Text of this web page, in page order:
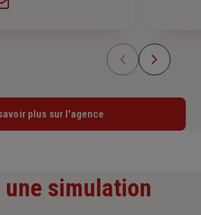
plus sur l'agence
une simulation